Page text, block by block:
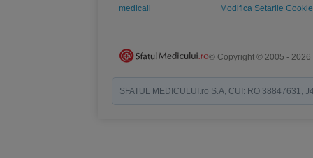
medicali
Modifica Setarile Cookie
© Copyright © 2005 - 2026
SFATUL MEDICULUI.ro S.A, CUI: RO 38847631,